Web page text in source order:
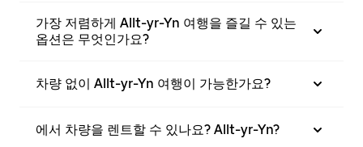
가장 저렴하게 Allt-yr-Yn 여행을 즐길 수 있는
옵션은 무엇인가요?
차량 없이 Allt-yr-Yn 여행이 가능한가요?
에서 차량을 렌트할 수 있나요? Allt-yr-Yn?